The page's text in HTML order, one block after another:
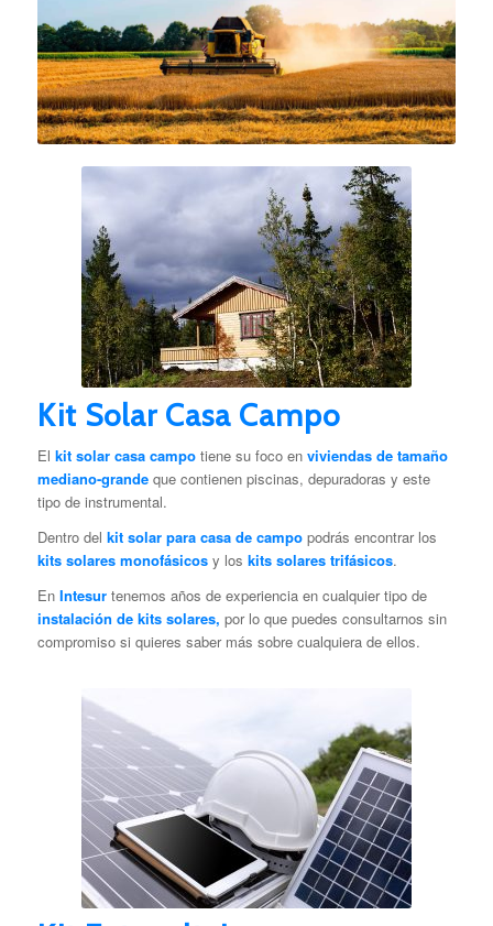
Kit Solar Casa Campo
El kit solar casa campotiene su foco en viviendas de tamaño
mediano-grandeque contienen piscinas, depuradoras y este
tipo de instrumental.
Dentro del kit solar para casa de campopodrás encontrar los
kits solares monofásicosy los kits solares trifásicos.
En Intesurtenemos años de experiencia en cualquier tipo de
instalación de kits solares, por lo que puedes consultarnos sin
compromiso si quieres saber más sobre cualquiera de ellos.